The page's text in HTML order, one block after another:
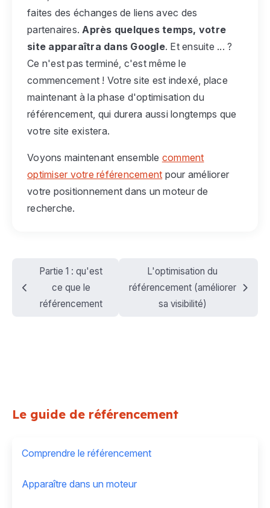
faites des échanges de liens avec des
partenaires.Après quelques temps, votre
site apparaîtra dans Google. Et ensuite ... ?
Ce n'est pas terminé, c'est même le
commencement ! Votre site est indexé, place
maintenant à la phase d'optimisation du
référencement, qui durera aussi longtemps que
votre site existera.
Voyons maintenant ensemble comment
optimiser votre référencement pour améliorer
votre positionnement dans un moteur de
recherche.
Partie 1 : qu'est
ce que le
référencement
L'optimisation du
référencement (améliorer
sa visibilité)
Le guide de référencement
Comprendre le référencement
Apparaître dans un moteur